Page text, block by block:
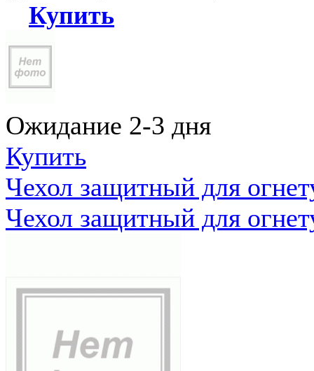
Купить
Ожидание 2-3 дня
Купить
Чехол защитный для
Чехол защитный для